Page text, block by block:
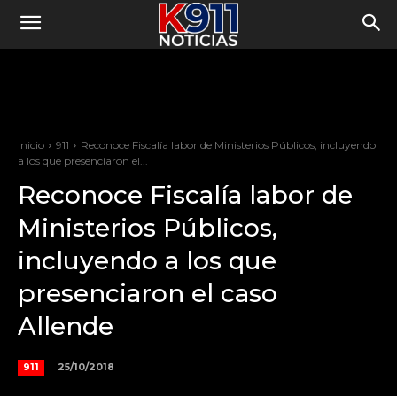
Inicio 911
Reconoce Fiscalía labor de Ministerios Públicos, incluyendo
a los que presenciaron el...
Reconoce Fiscalía labor de
Ministerios Públicos,
incluyendo a los que
presenciaron el caso
Allende
911 25/10/2018